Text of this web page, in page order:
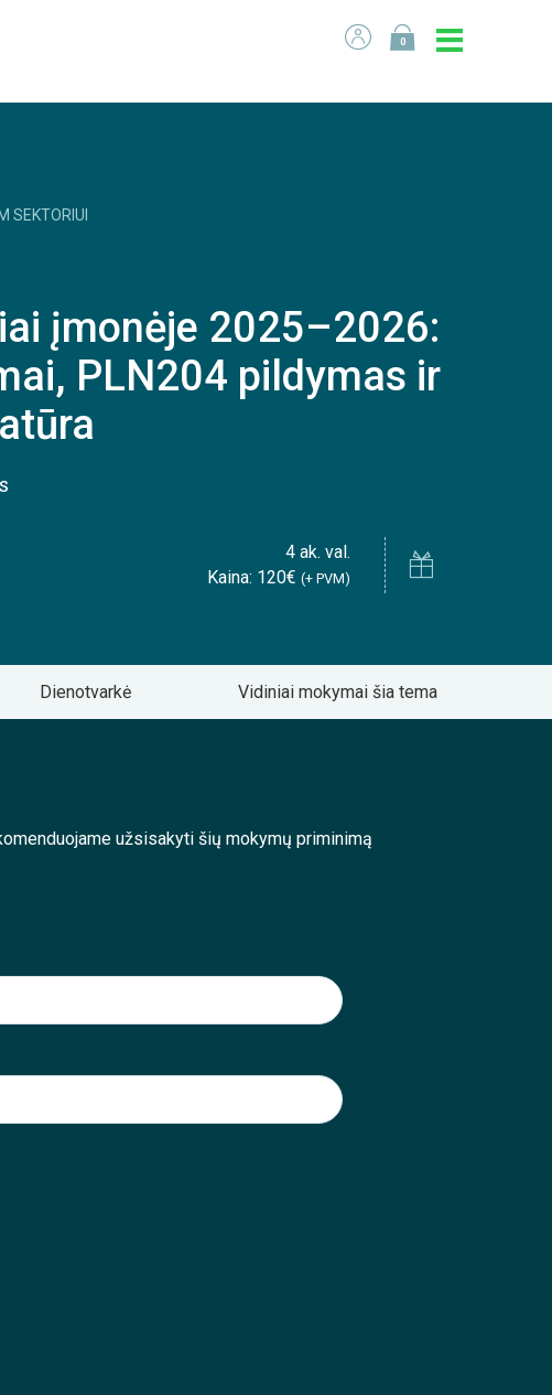
0
SEKTORIUI
įmonėje 2025–2026:
PLN204 pildymas ir
4 ak. val.
Kaina: 120€ (+ PVM)
Dienotvarkė Vidiniai mokymai šia tema
užsisakyti šių mokymų priminimą